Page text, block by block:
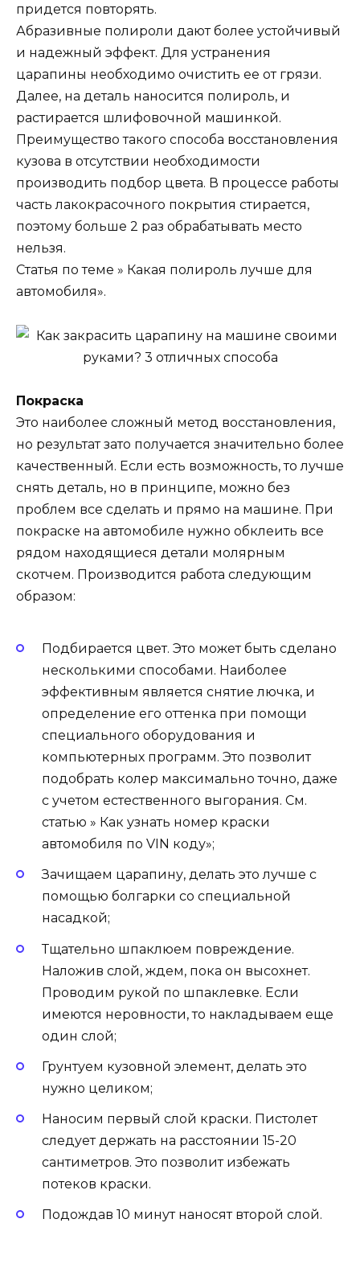
придется повторять.
Абразивные полироли дают более устойчивый
и надежный эффект. Для устранения
царапины необходимо очистить ее от грязи.
Далее, на деталь наносится полироль, и
растирается шлифовочной машинкой.
Преимущество такого способа восстановления
кузова в отсутствии необходимости
производить подбор цвета. В процессе работы
часть лакокрасочного покрытия стирается,
поэтому больше 2 раз обрабатывать место
нельзя.
Статья по теме » Какая полироль лучше для
автомобиля».
Покраска
Это наиболее сложный метод восстановления,
но результат зато получается значительно более
качественный. Если есть возможность, то лучше
снять деталь, но в принципе, можно без
проблем все сделать и прямо на машине. При
покраске на автомобиле нужно обклеить все
рядом находящиеся детали молярным
скотчем. Производится работа следующим
образом:
Подбирается цвет. Это может быть сделано
несколькими способами. Наиболее
эффективным является снятие лючка, и
определение его оттенка при помощи
специального оборудования и
компьютерных программ. Это позволит
подобрать колер максимально точно, даже
с учетом естественного выгорания. См.
статью » Как узнать номер краски
автомобиля по VIN коду»;
Зачищаем царапину, делать это лучше с
помощью болгарки со специальной
насадкой;
Тщательно шпаклюем повреждение.
Наложив слой, ждем, пока он высохнет.
Проводим рукой по шпаклевке. Если
имеются неровности, то накладываем еще
один слой;
Грунтуем кузовной элемент, делать это
нужно целиком;
Наносим первый слой краски. Пистолет
следует держать на расстоянии 15-20
сантиметров. Это позволит избежать
потеков краски.
Подождав 10 минут наносят второй слой.